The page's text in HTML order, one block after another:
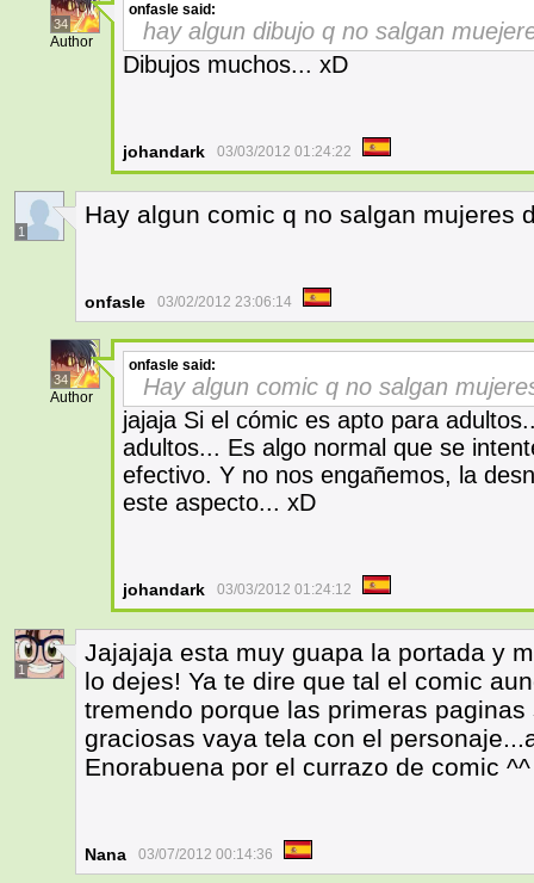
34
Author
onfasle said:
hay algun dibujo q no salgan
Dibujos muchos... xD
johandark 03/03/2012 01:24:22
1
Hay algun comic q no salgan mujeres
onfasle 03/02/2012 23:06:14
34
Author
onfasle said:
Hay algun comic q no salgan
jajaja Si el cómic es apto para
adultos... Es algo normal que se
efectivo. Y no nos engañemos, la
este aspecto... xD
johandark 03/03/2012 01:24:12
1
Jajajaja esta muy guapa la portada y
lo dejes! Ya te dire que tal el comic
tremendo porque las primeras
graciosas vaya tela con el
Enorabuena por el currazo de comic ^^
Nana 03/07/2012 00:14:36